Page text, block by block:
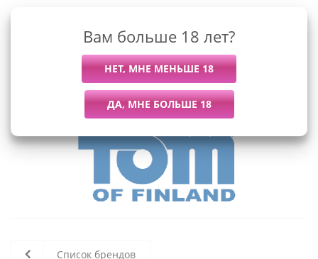
К сожалению, раздел пуст
В данный момент нет активных
товаров
Список брендов
Вам больше 18 лет?